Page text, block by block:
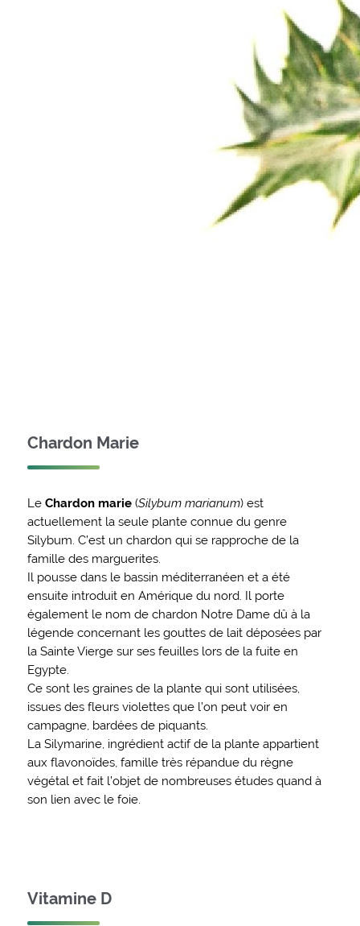
Chardon Marie
Le Chardon marie(Silybum marianum) est
actuellement la seule plante connue du genre
Silybum. C’est un chardon qui se rapproche de la
famille des marguerites.
Il pousse dans le bassin méditerranéen et a été
ensuite introduit en Amérique du nord. Il porte
également le nom de chardon Notre Dame dû à la
légende concernant les gouttes de lait déposées par
la Sainte Vierge sur ses feuilles lors de la fuite en
Egypte.
Ce sont les graines de la plante qui sont utilisées,
issues des fleurs violettes que l’on peut voir en
campagne, bardées de piquants.
La Silymarine, ingrédient actif de la plante appartient
aux flavonoïdes, famille très répandue du règne
végétal et fait l’objet de nombreuses études quand à
son lien avec le foie.
Vitamine D